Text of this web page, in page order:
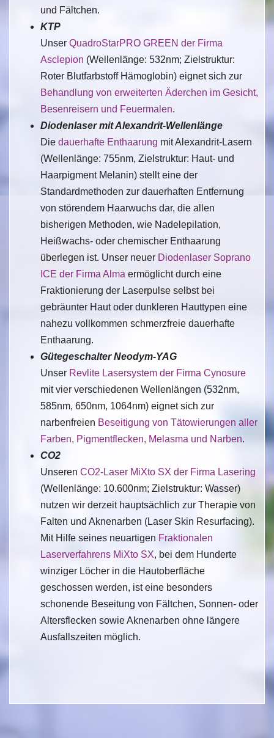
und Fältchen.
KTP
Unser QuadroStarPRO GREEN der Firma
Asclepion (Wellenlänge: 532nm; Zielstruktur:
Roter Blutfarbstoff Hämoglobin) eignet sich zur
Behandlung von erweiterten Äderchen im Gesicht,
Besenreisern und Feuermalen.
Diodenlaser mit Alexandrit-Wellenlänge
Die dauerhafte Enthaarung mit Alexandrit-Lasern
(Wellenlänge: 755nm, Zielstruktur: Haut- und
Haarpigment Melanin) stellt eine der
Standardmethoden zur dauerhaften Entfernung
von störendem Haarwuchs dar, die allen
bisherigen Methoden, wie Nadelepilation,
Heißwachs- oder chemischer Enthaarung
überlegen ist. Unser neuer Diodenlaser Soprano
ICE der Firma Alma ermöglicht durch eine
Fraktionierung der Laserpulse selbst bei
gebräunter Haut oder dunkleren Hauttypen eine
nahezu vollkommen schmerzfreie dauerhafte
Enthaarung.
Gütegeschalter Neodym-YAG
Unser Revlite Lasersystem der Firma Cynosure
mit vier verschiedenen Wellenlängen (532nm,
585nm, 650nm, 1064nm) eignet sich zur
narbenfreien Beseitigung von Tätowierungen aller
Farben, Pigmentflecken, Melasma und Narben.
CO2
Unseren CO2-Laser MiXto SX der Firma Lasering
(Wellenlänge: 10.600nm; Zielstruktur: Wasser)
nutzen wir derzeit hauptsächlich zur Therapie von
Falten und Aknenarben (Laser Skin Resurfacing).
Mit Hilfe seines neuartigen Fraktionalen
Laserverfahrens MiXto SX, bei dem Hunderte
winziger Löcher in die Hautoberfläche
geschossen werden, ist eine besonders
schonende Beseitung von Fältchen, Sonnen- oder
Altersflecken sowie Aknenarben ohne längere
Ausfallszeiten möglich.